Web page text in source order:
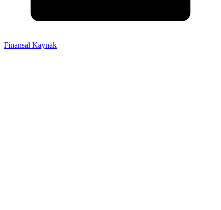
Finansal Kaynak